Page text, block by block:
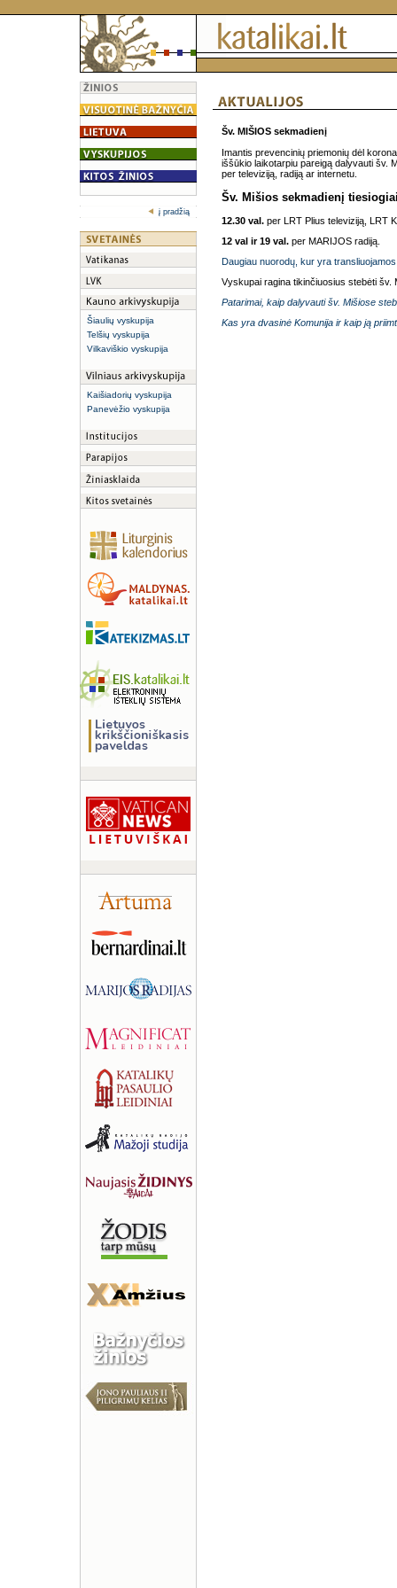
į pradžią
Šiaulių vyskupija
Telšių vyskupija
Vilkaviškio vyskupija
Kaišiadorių vyskupija
Panevėžio vyskupija
Šv. MIŠIOS sekmadienį
Imantis prevencinių priemonių dėl
iššūkio laikotarpiu pareigą dalyvauti šv.
per televiziją, radiją ar internetu.
Šv. Mišios sekmadienį
12.30 val. per LRT Plius televiziją, LRT
12 val ir 19 val. per MARIJOS radiją.
Daugiau nuorodų, kur yra
Vyskupai ragina tikinčiuosius stebėti šv.
Patarimai, kaip dalyvauti šv. Mišiose
Kas yra dvasinė Komunija ir kaip ją